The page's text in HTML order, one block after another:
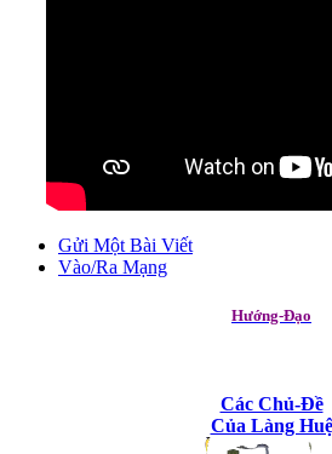
Gửi Một Bài Viết
Vào/Ra Mạng
Hướng-Đạo
Các Chủ-Đề
Của Làng Huệ